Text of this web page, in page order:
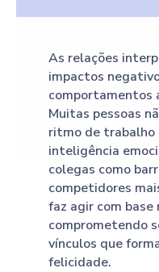
As relações
impactos
comportamentos
Muitas pessoas
ritmo de trabalho
inteligência
colegas como
competidores
faz agir com base
comprometendo
vínculos que
felicidade.